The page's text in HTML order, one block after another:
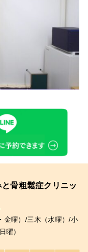
骨粗鬆症クリニッ
金曜）/三木（水曜）/小
曜）